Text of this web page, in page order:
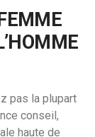
pas la plupart
conseil,
haute de